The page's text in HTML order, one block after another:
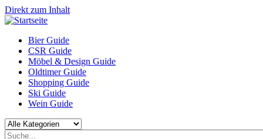
Direkt zum Inhalt
Bier Guide
CSR Guide
Möbel & Design Guide
Oldtimer Guide
Shopping Guide
Ski Guide
Wein Guide